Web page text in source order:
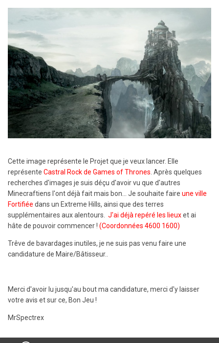
Cette image représente le Projet que je veux lancer. Elle
représente Castral Rock de Games of Thrones. Après quelques
recherches d'images je suis déçu d'avoir vu que d'autres
Minecraftiens l'ont déjà fait mais bon... Je souhaite faire une ville
Fortifiée dans un Extreme Hills, ainsi que des terres
supplémentaires aux alentours. J'ai déjà repéré les lieuxet ai
hâte de pouvoir commencer ! (Coordonnées 4600 1600)
Trêve de bavardages inutiles, je ne suis pas venu faire une
candidature de Maire/Bâtisseur..
Merci d'avoir lu jusqu'au bout ma candidature, merci d'y laisser
votre avis et sur ce, Bon Jeu !
MrSpectrex